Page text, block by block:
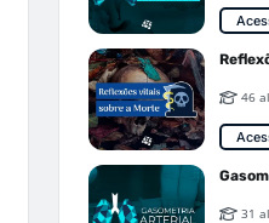
46
31